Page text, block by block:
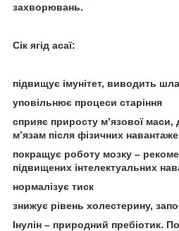
захворювань.
Сік ягід асаї:
підвищує імунітет, виводить
уповільнює процеси старіння
сприяє приросту м’язової маси,
м’язам після фізичних
покращує роботу мозку –
підвищених інтелектуальних
нормалізує тиск
знижує рівень холестерину,
Інулін – природний пребіотик.